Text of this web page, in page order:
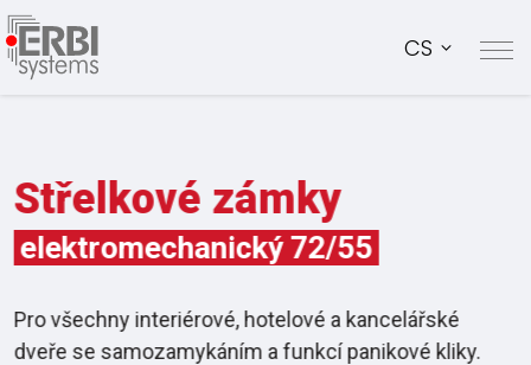
CS
Střelkové zámky
elektromechanický72/55
Pro všechny interiérové, hotelové a kancelářské
dveře se samozamykáním a funkcí panikové kliky.